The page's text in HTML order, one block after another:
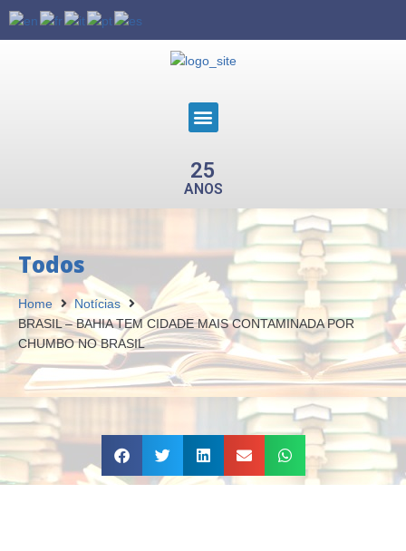
25
ANOS
Todos
Home
Notícias
BRASIL – BAHIA TEM CIDADE MAIS CONTAMINADA POR
CHUMBO NO BRASIL